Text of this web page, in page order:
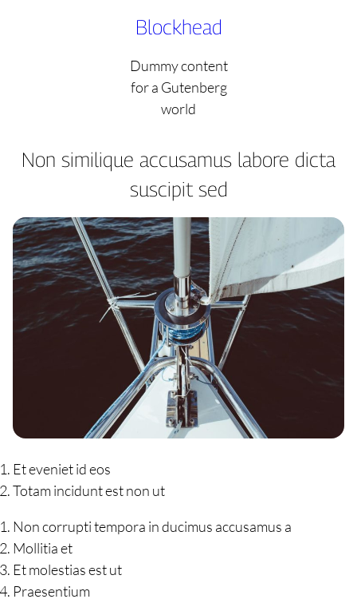
Blockhead
Dummy content
for a Gutenberg
world
Non similique accusamus labore dicta
suscipit sed
Et eveniet id eos
Totam incidunt est non ut
Non corrupti tempora in ducimus accusamus a
Mollitia et
Et molestias est ut
Praesentium